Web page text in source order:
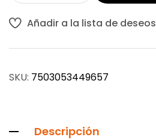
Añadir a la lista de deseos
SKU: 7503053449657
Descripción